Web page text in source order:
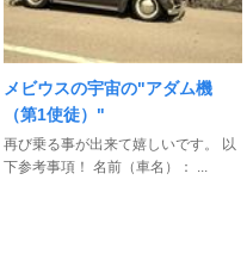
メビウスの宇宙の"アダム機
（第1使徒）"
再び乗る事が出来て嬉しいです。 以
下参考事項！ 名前（車名）： ...